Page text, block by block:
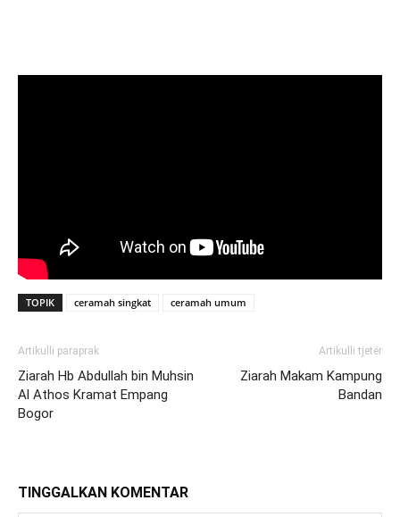
TOPIK ceramah singkat ceramah umum
Artikulli paraprak
Ziarah Hb Abdullah bin Muhsin
Al Athos Kramat Empang
Bogor
Artikulli tjetër
Ziarah Makam Kampung
Bandan
TINGGALKAN KOMENTAR